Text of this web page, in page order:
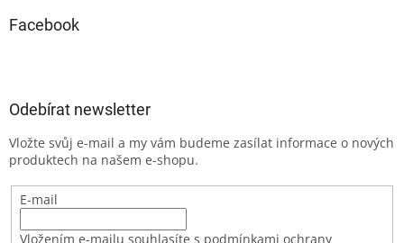
Facebook
Odebírat newsletter
Vložte svůj e-mail a my vám budeme zasílat informace o nových
produktech na našem e-shopu.
E-mail
Vložením e-mailu souhlasíte s podmínkami ochrany